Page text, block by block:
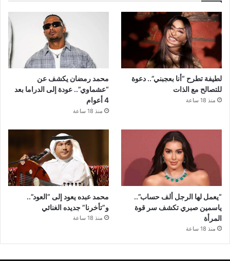
لطيفة تطرح “أنا بعجبني”.. دعوة
للتصالح مع الذات
منذ 18 ساعة
محمد رمضان يكشف عن
“عشماوي”.. عودة إلى الدراما بعد
4 أعوام
منذ 18 ساعة
“يعمل لها الرجل ألف حساب”..
ياسمين صبري تكشف سر قوة
المرأة
منذ 18 ساعة
محمد عبده يعود إلى “العود”..
و”تأخرنا” جديده الغنائي
منذ 18 ساعة